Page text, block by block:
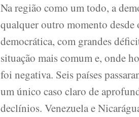
Na região como um todo, a
qualquer outro momento desde
democrática, com grandes
situação mais comum e, onde
foi negativa. Seis países
um único caso claro de
declínios. Venezuela e